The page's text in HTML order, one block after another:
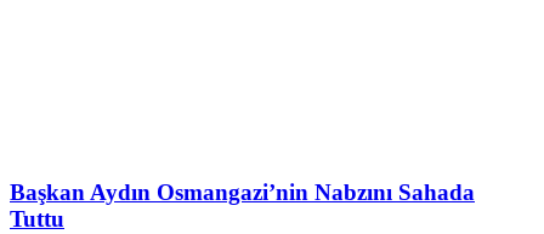
Başkan Aydın Osmangazi’nin Nabzını Sahada
Tuttu